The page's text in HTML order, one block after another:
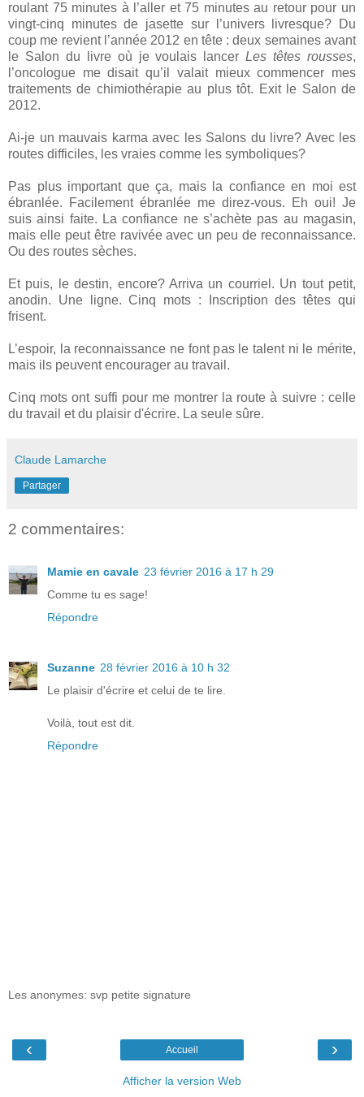
roulant 75 minutes à l’aller et 75 minutes au retour pour un
vingt-cinq minutes de jasette sur l’univers livresque? Du
coup me revient l’année 2012 en tête : deux semaines avant
le Salon du livre où je voulais lancerLes têtes rousses,
l’oncologue me disait qu’il valait mieux commencer mes
traitements de chimiothérapie au plus tôt. Exit le Salon de
2012.
Ai-je un mauvais karma avec les Salons du livre? Avec les
routes difficiles, les vraies comme les symboliques?
Pas plus important que ça, mais la confiance en moi est
ébranlée. Facilement ébranlée me direz-vous. Eh oui! Je
suis ainsi faite. La confiance ne s’achète pas au magasin,
mais elle peut être ravivée avec un peu de reconnaissance.
Ou des routes sèches.
Et puis, le destin, encore? Arriva un courriel. Un tout petit,
anodin. Une ligne. Cinq mots : Inscription des têtes qui
frisent.
L’espoir, la reconnaissance ne font pas le talent ni le mérite,
mais ils peuvent encourager au travail.
Cinq mots ont suffi pour me montrer la route à suivre : celle
du travail et du plaisir d'écrire. La seule sûre.
Claude Lamarche
Partager
2 commentaires:
Mamie en cavale 23 février 2016 à 17 h 29
Comme tu es sage!
Répondre
Suzanne 28 février 2016 à 10 h 32
Le plaisir d'écrire et celui de te lire.
Voilà, tout est dit.
Répondre
Les anonymes: svp petite signature
‹ ›
Accueil
Afficher la version Web